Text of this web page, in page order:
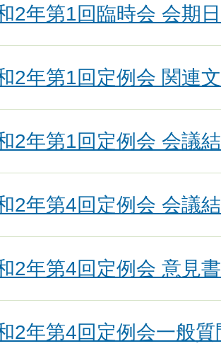
2年第1回臨時会 会期
2年第1回定例会 関連
2年第1回定例会 会議
2年第4回定例会 会議
2年第4回定例会 意見
2年第4回定例会一般質